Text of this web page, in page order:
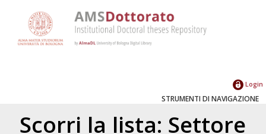
Login
STRUMENTI DI NAVIGAZIONE
Scorri la lista: Settore